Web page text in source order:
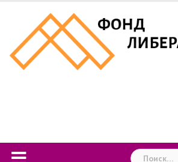
content
Найти: